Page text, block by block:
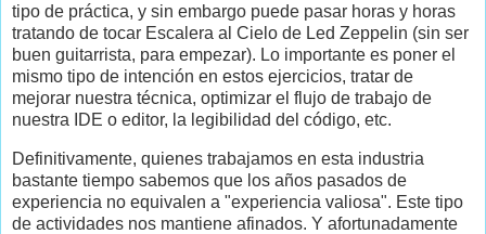
tipo de práctica, y sin embargo puede pasar horas y horas
tratando de tocar Escalera al Cielo de Led Zeppelin (sin ser
buen guitarrista, para empezar). Lo importante es poner el
mismo tipo de intención en estos ejercicios, tratar de
mejorar nuestra técnica, optimizar el flujo de trabajo de
nuestra IDE o editor, la legibilidad del código, etc.
Definitivamente, quienes trabajamos en esta industria
bastante tiempo sabemos que los años pasados de
experiencia no equivalen a "experiencia valiosa". Este tipo
de actividades nos mantiene afinados. Y afortunadamente